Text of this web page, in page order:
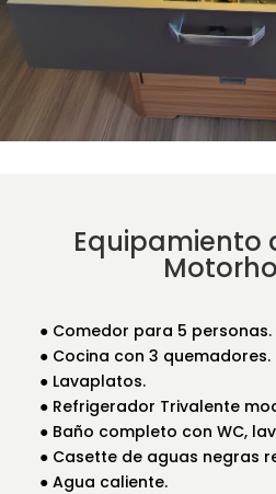
Equipamiento
● Comedor para 5 personas.
● Cocina con 3 quemadores.
● Lavaplatos.
● Refrigerador Trivalente
● Baño completo con WC,
● Casette de aguas negras
● Agua caliente.